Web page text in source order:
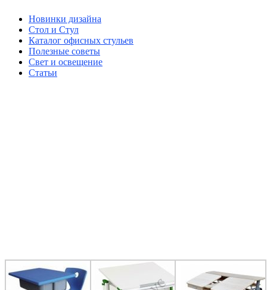
Новинки дизайна
Стол и Стул
Каталог офисных стульев
Полезные советы
Свет и освещение
Статьи